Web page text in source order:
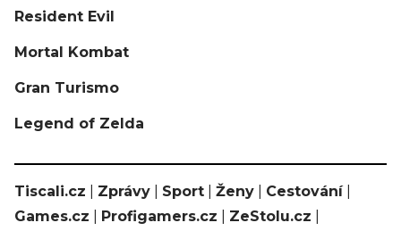
Resident Evil
Mortal Kombat
Gran Turismo
Legend of Zelda
Tiscali.cz Zprávy Sport Ženy Cestování|
Games.cz
Profigamers.cz ZeStolu.cz